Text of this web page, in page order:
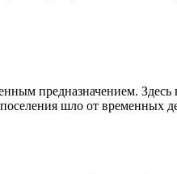
предназначением. Здесь
шло от временных